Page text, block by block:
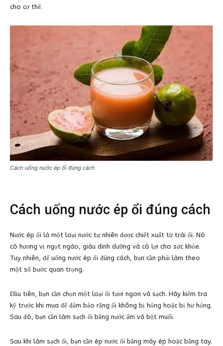
cho cơ thể.
Cách uống nước ép ổi đúng cách
Cách uống nước ép ổi đúng cách
Nước ép ổi là một loại nước tự nhiên được chiết xuất từ trái ổi. Nó
có hương vị ngọt ngào, giàu dinh dưỡng và có lợi cho sức khỏe.
Tuy nhiên, để uống nước ép ổi đúng cách, bạn cần phải làm theo
một số bước quan trọng.
Đầu tiên, bạn cần chọn một loại ổi tươi ngon và sạch. Hãy kiểm tra
kỹ trước khi mua để đảm bảo rằng ổi không bị hỏng hoặc bị hư hỏng.
Sau đó, bạn cần làm sạch ổi bằng nước ấm và bột muối.
Sau khi làm sạch ổi, bạn cần ép nước ổi bằng máy ép hoặc bằng tay.